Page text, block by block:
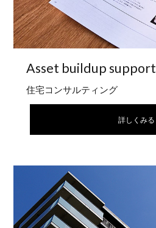
Asset buildupsupport
住宅コンサルティング
詳しくみる